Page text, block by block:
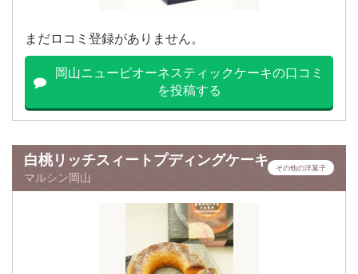
まだロコミ登録がありません。
岡山ニューピオーネスティックケーキの口コミ
を投稿する
白桃リッチスィートプディングケーキ
マルシン岡山
その他の洋菓子